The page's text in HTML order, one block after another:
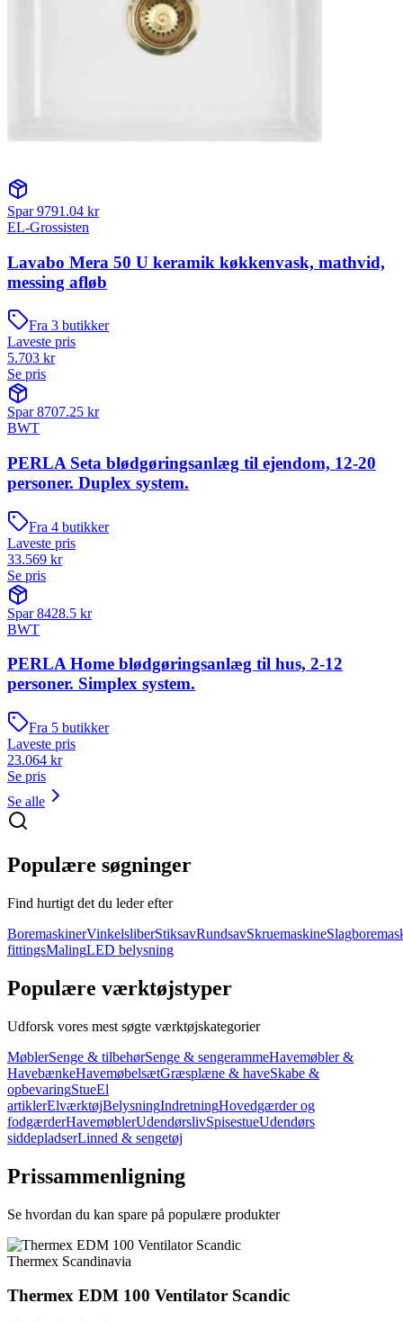
Spar9791.04 kr
EL-Grossisten
Lavabo Mera 50 U keramik køkkenvask, mathvid,
messing afløb
Fra 3 butikker
Laveste pris
5.703 kr
Se pris
Spar8707.25 kr
BWT
PERLA Seta blødgøringsanlæg til ejendom, 12-20
personer. Duplex system.
Fra 4 butikker
Laveste pris
33.569 kr
Se pris
Spar8428.5 kr
BWT
PERLA Home blødgøringsanlæg til hus, 2-12
personer. Simplex system.
Fra 5 butikker
Laveste pris
23.064 kr
Se pris
Se alle
Populære søgninger
Find hurtigt det du leder efter
BoremaskinerVinkelsliberStiksavRundsavSkruemaskine
fittingsMalingLED belysning
Populære værktøjstyper
Udforsk vores mest søgte værktøjskategorier
MøblerSenge & tilbehørSenge & sengerammeHavemøbler &
HavebænkeHavemøbelsætGræsplæne & haveSkabe &
opbevaringStueEl
artiklerElværktøjBelysningIndretningHovedgærder og
fodgærderHavemøblerUdendørslivSpisestueUdendørs
siddepladserLinned & sengetøj
Prissammenligning
Se hvordan du kan spare på populære produkter
Thermex Scandinavia
Thermex EDM 100 Ventilator Scandic